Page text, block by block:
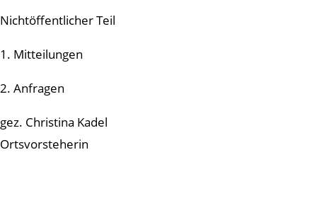
Nichtöffentlicher Teil
1. Mitteilungen
2. Anfragen
gez. Christina Kadel
Ortsvorsteherin